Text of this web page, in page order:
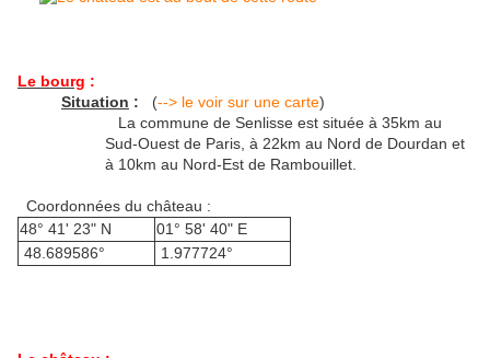
Le bourg :
Situation : (--> le voir sur une carte)
La commune de Senlisse est située à 35km au
Sud-Ouest de Paris, à 22km au Nord de Dourdan et
à 10km au Nord-Est de Rambouillet.
Coordonnées du château :
48° 41' 23" N
01° 58' 40" E
48.689586°
1.977724°